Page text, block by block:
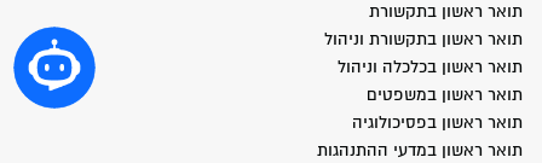
תואר ראשון בתקשורת
תואר ראשון בתקשורת וניהול
תואר ראשון בכלכלה וניהול
תואר ראשון במשפטים
תואר ראשון בפסיכולוגיה
תואר ראשון במדעי ההתנהגות